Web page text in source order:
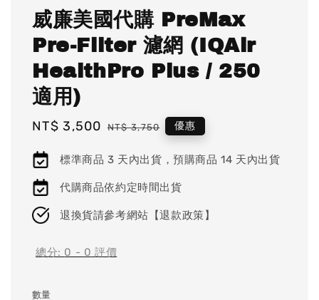
威廉美國代購 PreMax
Pre-Filter 濾網 (IQAir
HealthPro Plus / 250
適用)
Sale
NT$ 3,500 Regular
NT$ 3,750 優惠
標準商品 3 天內出貨，預購商品 14 天內出貨
代購商品依約定時間出貨
退換貨請參考網站【退款政策】
總分: 0 - 0 評價
數量